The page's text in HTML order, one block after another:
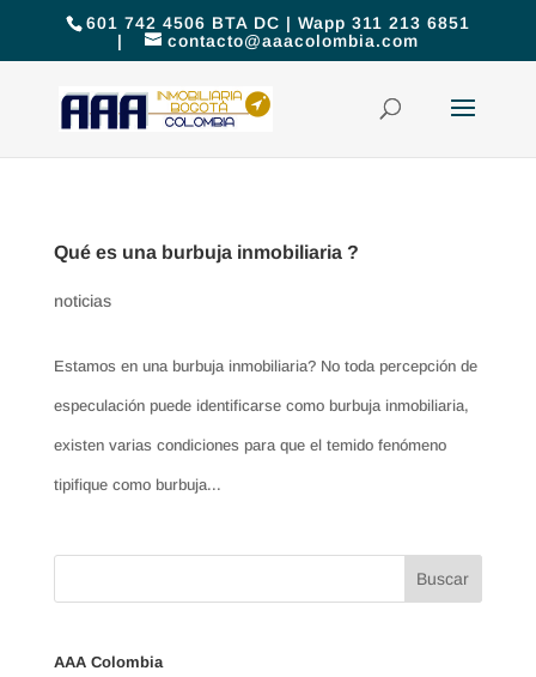
601 742 4506 BTA DC | Wapp 311 213 6851
|
contacto@aaacolombia.com
Qué es una burbuja inmobiliaria ?
noticias
Estamos en una burbuja inmobiliaria? No toda percepción de
especulación puede identificarse como burbuja inmobiliaria,
existen varias condiciones para que el temido fenómeno
tipifique como burbuja...
AAA Colombia